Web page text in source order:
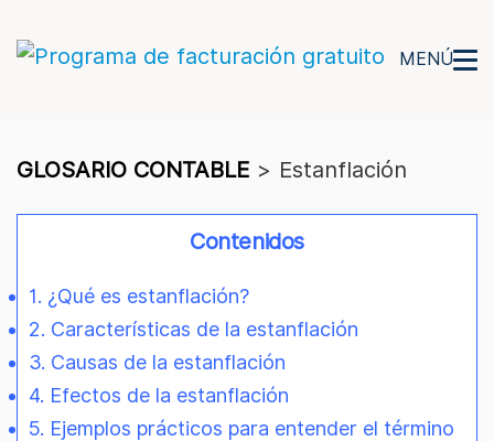
MENÚ
GLOSARIO CONTABLE > Estanflación
Contenidos
1. ¿Qué es estanflación?
2. Características de la estanflación
3. Causas de la estanflación
4. Efectos de la estanflación
5. Ejemplos prácticos para entender el término